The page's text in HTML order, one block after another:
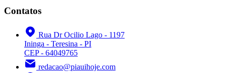
Contatos
Rua Dr Ocilio Lago - 1197
Ininga - Teresina - PI
CEP - 64049765
redacao@piauihoje.com